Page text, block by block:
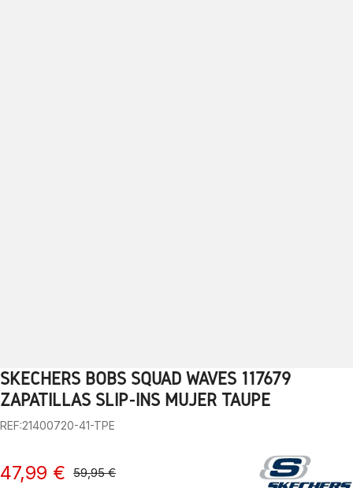
1 2 3 4 5 6 7 8 9 10 11
SKECHERS BOBS SQUAD WAVES 117679
ZAPATILLAS SLIP-INS MUJER TAUPE
REF:21400720-41-TPE
47,99 € 59,95 €